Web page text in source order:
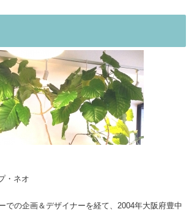
・ネオ
での企画＆デザイナーを経て、2004年大阪府豊中